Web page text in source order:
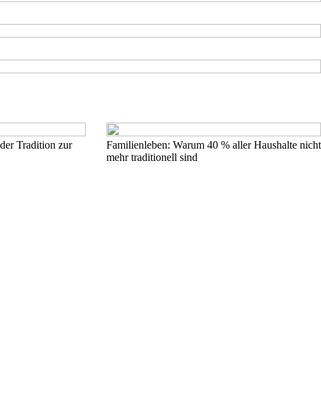
Tradition zur
Familienleben: Warum 40 % aller Haushalte nicht
mehr traditionell sind